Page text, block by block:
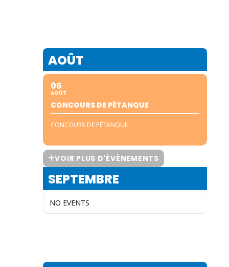
AOÛT
06
AOÛT
CONCOURS DE PÉTANQUE
CONCOURS DE PÉTANQUE
VOIR PLUS D'ÉVÈNEMENTS
SEPTEMBRE
NO EVENTS